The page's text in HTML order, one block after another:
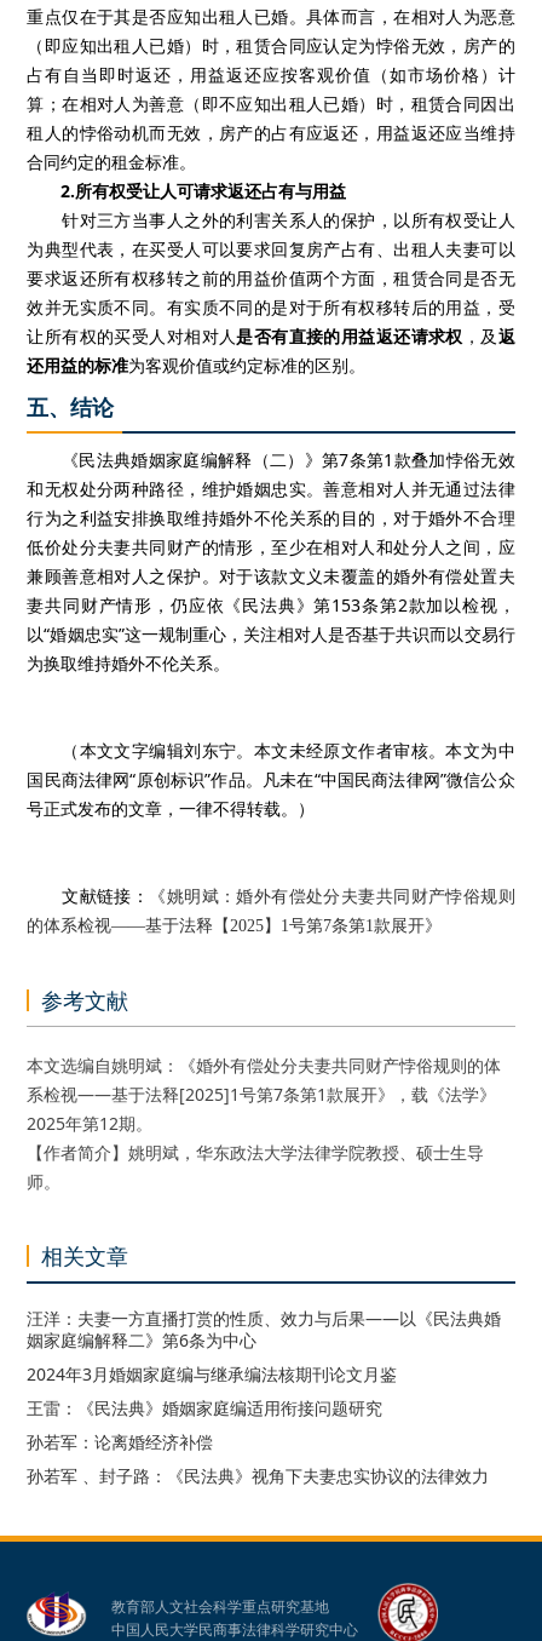
重点仅在于其是否应知出租人已婚。具体而言，在相对人为恶意
（即应知出租人已婚）时，租赁合同应认定为悖俗无效，房产的
占有自当即时返还，用益返还应按客观价值（如市场价格）计
算；在相对人为善意（即不应知出租人已婚）时，租赁合同因出
租人的悖俗动机而无效，房产的占有应返还，用益返还应当维持
合同约定的租金标准。
2.所有权受让人可请求返还占有与用益
针对三方当事人之外的利害关系人的保护，以所有权受让人
为典型代表，在买受人可以要求回复房产占有、出租人夫妻可以
要求返还所有权移转之前的用益价值两个方面，租赁合同是否无
效并无实质不同。有实质不同的是对于所有权移转后的用益，受
让所有权的买受人对相对人是否有直接的用益返还请求权 ，及返
还用益的标准为客观价值或约定标准的区别。
五、结论
《民法典婚姻家庭编解释（二）》第7条第1款叠加悖俗无效
和无权处分两种路径，维护婚姻忠实。善意相对人并无通过法律
行为之利益安排换取维持婚外不伦关系的目的，对于婚外不合理
低价处分夫妻共同财产的情形，至少在相对人和处分人之间，应
兼顾善意相对人之保护。对于该款文义未覆盖的婚外有偿处置夫
妻共同财产情形，仍应依《民法典》第153条第2款加以检视，
以“婚姻忠实”这一规制重心，关注相对人是否基于共识而以交易行
为换取维持婚外不伦关系。
（本文文字编辑刘东宁。本文未经原文作者审核。本文为中
国民商法律网“原创标识”作品。凡未在“中国民商法律网”微信公众
号正式发布的文章，一律不得转载。）
文献链接： 《姚明斌：婚外有偿处分夫妻共同财产悖俗规则
的体系检视——基于法释【2025】1号第7条第1款展开》
参考文献
本文选编自姚明斌：《婚外有偿处分夫妻共同财产悖俗规则的体
系检视——基于法释[2025]1号第7条第1款展开》，载《法学》
2025年第12期。
【作者简介】姚明斌，华东政法大学法律学院教授、硕士生导
师。
相关文章
汪洋：夫妻一方直播打赏的性质、效力与后果——以《民法典婚
姻家庭编解释二》第6条为中心
2024年3月婚姻家庭编与继承编法核期刊论文月鉴
王雷：《民法典》婚姻家庭编适用衔接问题研究
孙若军：论离婚经济补偿
孙若军 、封子路：《民法典》视角下夫妻忠实协议的法律效力
教育部人文社会科学重点研究基地
中国人民大学民商事法律科学研究中心